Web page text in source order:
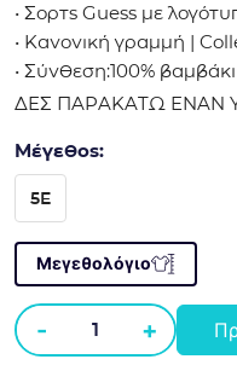
• Σορτς Guess με
• Κανονική γραμμή |
• Σύνθεση:100% βαμβάκι
ΔΕΣ ΠΑΡΑΚΑΤΩ ΕΝΑΝ
Μέγεθος:
5E
Μεγεθολόγιο
-
Σορτς
+